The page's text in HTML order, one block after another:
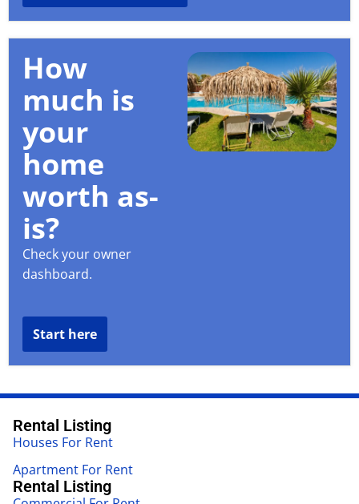
How
much is
your
home
worth as-
is?
Check your owner
dashboard.
Start here
Rental Listing
Houses For Rent
Apartment For Rent
Rental Listing